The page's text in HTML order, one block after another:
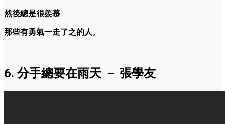
然後總是很羨慕
那些有勇氣一走了之的人。
6. 分手總要在雨天 － 張學友